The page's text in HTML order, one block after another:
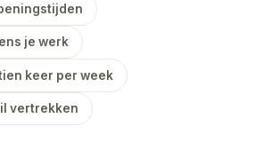
je werk
keer per week
vertrekken